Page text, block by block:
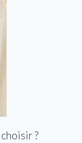
?